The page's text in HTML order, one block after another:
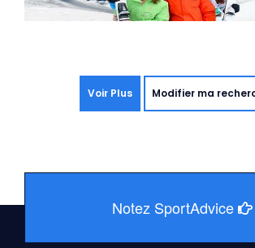
Voir Plus Modifier ma
Notez SportAdvice